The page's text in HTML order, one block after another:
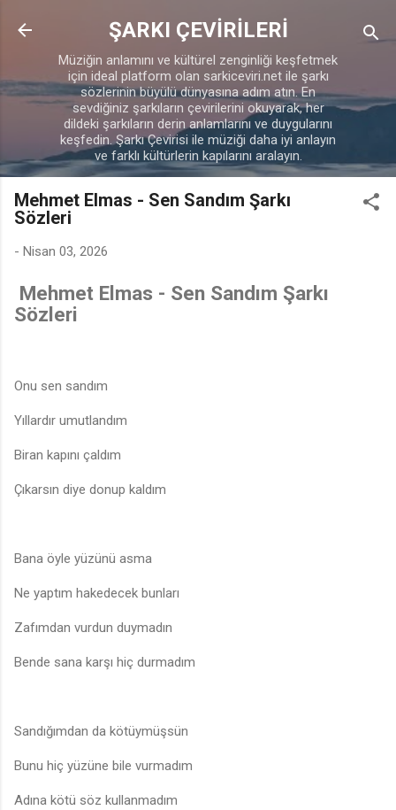
Ana içeriğe atla
ŞARKI ÇEVİRİLERİ
Müziğin anlamını ve kültürel zenginliği keşfetmek
için ideal platform olan sarkiceviri.net ile şarkı
sözlerinin büyülü dünyasına adım atın. En
sevdiğiniz şarkıların çevirilerini okuyarak, her
dildeki şarkıların derin anlamlarını ve duygularını
keşfedin. Şarkı Çevirisi ile müziği daha iyi anlayın
ve farklı kültürlerin kapılarını aralayın.
Mehmet Elmas - Sen Sandım Şarkı
Sözleri
- Nisan 03, 2026
Mehmet Elmas - Sen Sandım Şarkı
Sözleri
Onu sen sandım
Yıllardır umutlandım
Biran kapını çaldım
Çıkarsın diye donup kaldım
Bana öyle yüzünü asma
Ne yaptım hakedecek bunları
Zafımdan vurdun duymadın
Bende sana karşı hiç durmadım
Sandığımdan da kötüymüşsün
Bunu hiç yüzüne bile vurmadım
Adına kötü söz kullanmadım